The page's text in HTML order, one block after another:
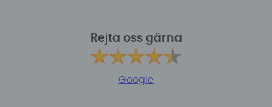
Rejta oss gärna
Google